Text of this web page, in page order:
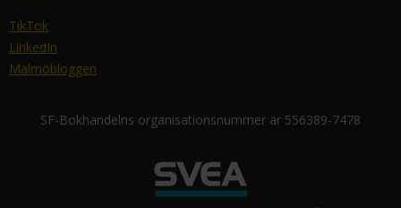
TikTok
LinkedIn
Malmöbloggen
SF-Bokhandelns organisationsnummer är 556389-7478